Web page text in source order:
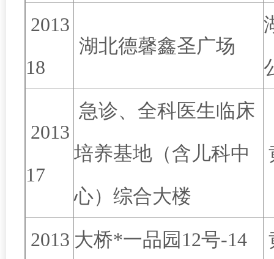
2013
18
湖北德馨鑫圣广场
2013
17
急诊、全科医生临床
培养基地（含儿科中
心）综合大楼
2013 大桥*一品园12号-14